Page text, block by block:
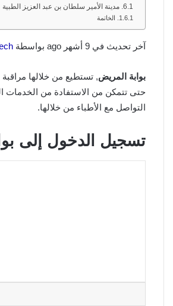
مدينة الأمير سلطان بن عبد العزيز الطبية
الخاتمة
آخر تحديث في 9 أشهر ago بواسطة
بوابة المريض, تستطيع من خلالها
حتى تتمكن من الاستفادة من الخدمات
التواصل مع الأطباء من خلالها.
تسجيل الدخول إلى